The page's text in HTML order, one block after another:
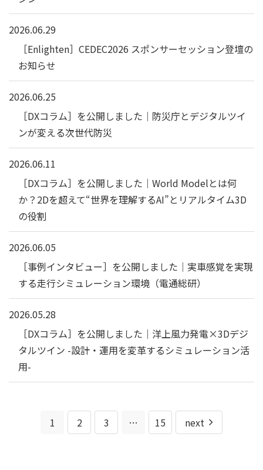
2026.06.29
［Enlighten］CEDEC2026 スポンサーセッション登壇の
お知らせ
2026.06.25
［DXコラム］を公開しました｜防災庁とデジタルツイ
ンが変える次世代防災
2026.06.11
［DXコラム］を公開しました｜World Modelとは何
か？2Dを超えて“世界を理解するAI”とリアルタイム3D
の役割
2026.06.05
［事例インタビュー］を公開しました｜実車感覚を実現
する走行シミュレーション環境（電通総研）
2026.05.28
［DXコラム］を公開しました｜洋上風力発電×3Dデジ
タルツイン -設計・運用を変革するシミュレーション活
用-
1 2 3 … 15 next